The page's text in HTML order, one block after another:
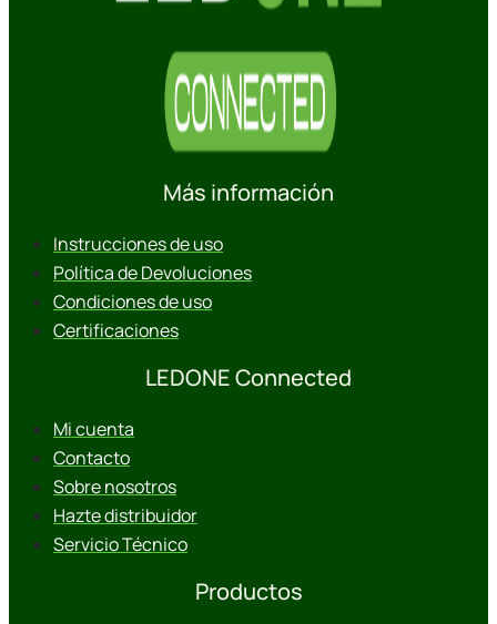
Más información
Instrucciones de uso
Política de Devoluciones
Condiciones de uso
Certificaciones
LEDONE Connected
Mi cuenta
Contacto
Sobre nosotros
Hazte distribuidor
Servicio Técnico
Productos